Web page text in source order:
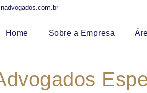
Home Sobre a Empresa